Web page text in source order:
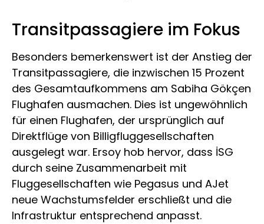
Transitpassagiere im Fokus
Besonders bemerkenswert ist der Anstieg der
Transitpassagiere, die inzwischen 15 Prozent
des Gesamtaufkommens am Sabiha Gökçen
Flughafen ausmachen. Dies ist ungewöhnlich
für einen Flughafen, der ursprünglich auf
Direktflüge von Billigfluggesellschaften
ausgelegt war. Ersoy hob hervor, dass İSG
durch seine Zusammenarbeit mit
Fluggesellschaften wie Pegasus und AJet
neue Wachstumsfelder erschließt und die
Infrastruktur entsprechend anpasst.